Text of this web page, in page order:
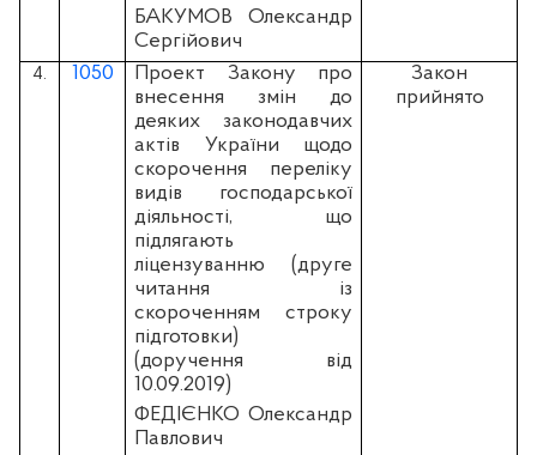
БАКУМОВ Олександр
Сергійович
4. 1050
Проект Закону про
внесення змін до
деяких законодавчих
актів України щодо
скорочення переліку
видів господарської
діяльності, що
підлягають
ліцензуванню (друге
читання із
скороченням строку
підготовки)
(доручення від
10.09.2019)
ФЕДІЄНКО Олександр
Павлович
Закон
прийнято